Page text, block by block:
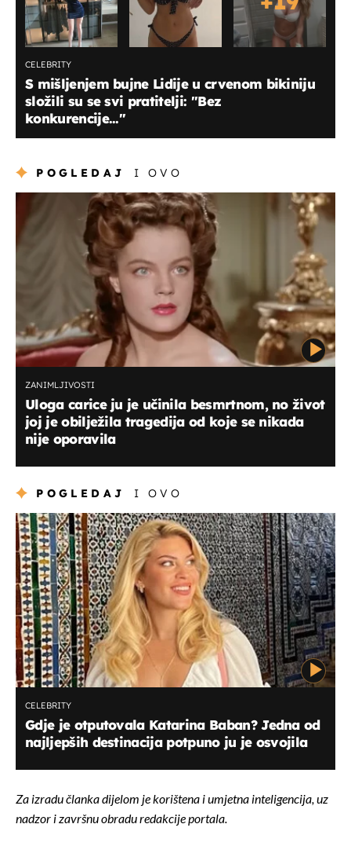
CELEBRITY
S mišljenjem bujne Lidije u crvenom bikiniju
složili su se svi pratitelji: ''Bez
konkurencije...''
POGLEDAJ I OVO
ZANIMLJIVOSTI
Uloga carice ju je učinila besmrtnom, no život
joj je obilježila tragedija od koje se nikada
nije oporavila
POGLEDAJ I OVO
CELEBRITY
Gdje je otputovala Katarina Baban? Jedna od
najljepših destinacija potpuno ju je osvojila
Za izradu članka dijelom je korištena i umjetna inteligencija, uz
nadzor i završnu obradu redakcije portala.